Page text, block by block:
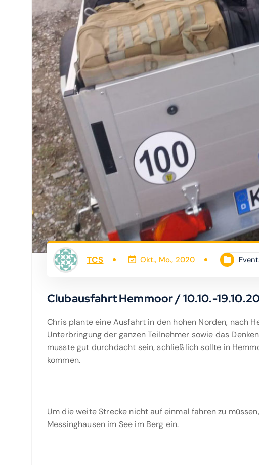
TCS Okt., Mo., 2020
Clubausfahrt Hemmoor / 10.10.-
Chris plante eine Ausfahrt in den hohen Norden, nach
Unterbringung der ganzen Teilnehmer sowie das
musste gut durchdacht sein, schließlich sollte in
kommen.
Um die weite Strecke nicht auf einmal fahren zu
Messinghausen im See im Berg ein.